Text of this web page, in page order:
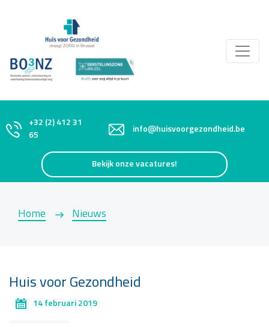
+32 (2) 412 31
65
info@huisvoorgezondheid.be
Bekijk onze vacatures!
Home Nieuws
Huis voor Gezondheid
14 februari 2019